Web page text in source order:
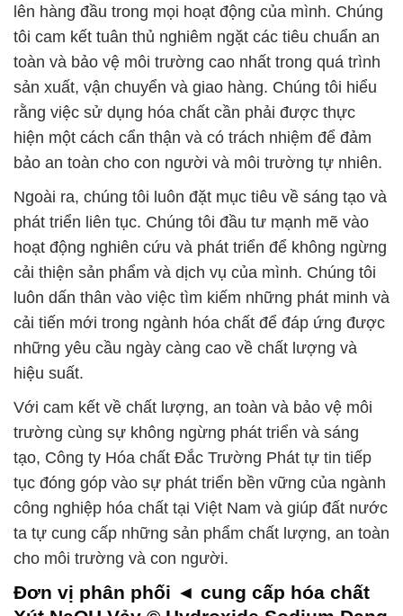
lên hàng đầu trong mọi hoạt động của mình. Chúng
tôi cam kết tuân thủ nghiêm ngặt các tiêu chuẩn an
toàn và bảo vệ môi trường cao nhất trong quá trình
sản xuất, vận chuyển và giao hàng. Chúng tôi hiểu
rằng việc sử dụng hóa chất cần phải được thực
hiện một cách cẩn thận và có trách nhiệm để đảm
bảo an toàn cho con người và môi trường tự nhiên.
Ngoài ra, chúng tôi luôn đặt mục tiêu về sáng tạo và
phát triển liên tục. Chúng tôi đầu tư mạnh mẽ vào
hoạt động nghiên cứu và phát triển để không ngừng
cải thiện sản phẩm và dịch vụ của mình. Chúng tôi
luôn dấn thân vào việc tìm kiếm những phát minh và
cải tiến mới trong ngành hóa chất để đáp ứng được
những yêu cầu ngày càng cao về chất lượng và
hiệu suất.
Với cam kết về chất lượng, an toàn và bảo vệ môi
trường cùng sự không ngừng phát triển và sáng
tạo, Công ty Hóa chất Đắc Trường Phát tự tin tiếp
tục đóng góp vào sự phát triển bền vững của ngành
công nghiệp hóa chất tại Việt Nam và giúp đất nước
ta tự cung cấp những sản phẩm chất lượng, an toàn
cho môi trường và con người.
Đơn vị phân phối ◄ cung cấp hóa chất